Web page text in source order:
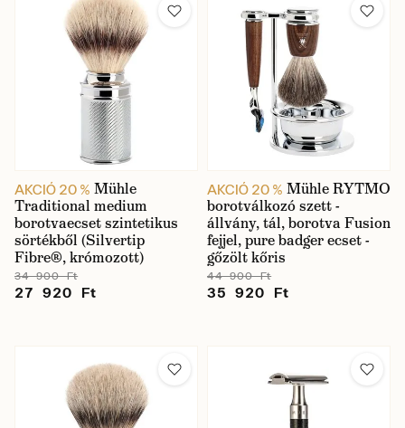
AKCIÓ 20 % Mühle
Traditional medium
borotvaecset szintetikus
sörtékből (Silvertip
Fibre®, krómozott)
34 900 Ft
27 920 Ft
AKCIÓ 20 % Mühle RYTMO
borotválkozó szett -
állvány, tál, borotva Fusion
fejjel, pure badger ecset -
gőzölt kőris
44 900 Ft
35 920 Ft